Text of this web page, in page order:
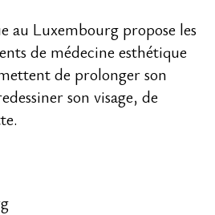
au Luxembourg propose les
de médecine esthétique
de prolonger son
son visage, de